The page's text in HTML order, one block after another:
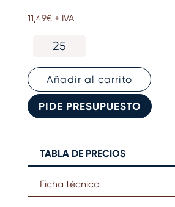
11,49€ + IVA
personalizada
hasta
15.6"
cantidad
Añadir al carrito
PIDE PRESUPUESTO
TABLA DE PRECIOS
Ficha técnica